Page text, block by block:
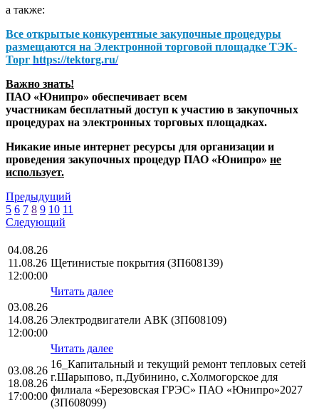
а также:
Все открытые конкурентные закупочные процедуры
размещаются на Электронной торговой площадке ТЭК-
Торг https://tektorg.ru/
Важно знать!
ПАО «Юнипро» обеспечивает всем
участникам бесплатный доступ к участию в закупочных
процедурах на электронных торговых площадках.
Никакие иные интернет ресурсы для организации и
проведения закупочных процедур ПАО «Юнипро» не
использует.
Предыдущий
5 6 7 8 9 10 11
Следующий
04.08.26
11.08.26
12:00:00
Щетинистые покрытия (ЗП608139)
Читать далее
03.08.26
14.08.26
12:00:00
Электродвигатели АВК (ЗП608109)
Читать далее
03.08.26
18.08.26
17:00:00
16_Капитальный и текущий ремонт тепловых сетей
г.Шарыпово, п.Дубинино, с.Холмогорское для
филиала «Березовская ГРЭС» ПАО «Юнипро»2027
(ЗП608099)